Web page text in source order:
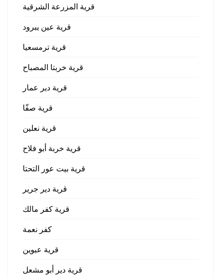
قرية المزرعة الشرقية
قرية عين يبرود
قرية ترمسعيا
قرية خربتا المصباح
قرية دير عمار
قرية صفّا
قرية نعلين
قرية خربة أبو فلاح
قرية بيت عور التحتا
قرية دير جرير
قرية كفر مالك
كفر نعمة
قرية عبوين
قرية دير أبو مشعل